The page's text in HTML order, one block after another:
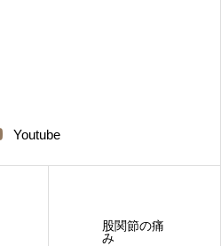
Youtube
股関節の痛
み